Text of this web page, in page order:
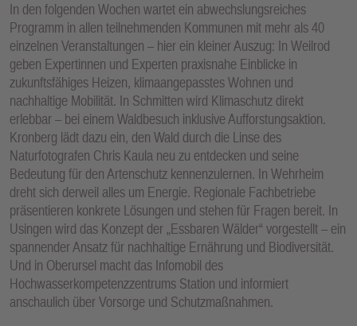
In den folgenden Wochen wartet ein abwechslungsreiches
Programm in allen teilnehmenden Kommunen mit mehr als 40
einzelnen Veranstaltungen – hier ein kleiner Auszug: In Weilrod
geben Expertinnen und Experten praxisnahe Einblicke in
zukunftsfähiges Heizen, klimaangepasstes Wohnen und
nachhaltige Mobilität. In Schmitten wird Klimaschutz direkt
erlebbar – bei einem Waldbesuch inklusive Aufforstungsaktion.
Kronberg lädt dazu ein, den Wald durch die Linse des
Naturfotografen Chris Kaula neu zu entdecken und seine
Bedeutung für den Artenschutz kennenzulernen. In Wehrheim
dreht sich derweil alles um Energie. Regionale Fachbetriebe
präsentieren konkrete Lösungen und stehen für Fragen bereit. In
Usingen wird das Konzept der „Essbaren Wälder“ vorgestellt – ein
spannender Ansatz für nachhaltige Ernährung und Biodiversität.
Und in Oberursel macht das Infomobil des
Hochwasserkompetenzzentrums Station und informiert
anschaulich über Vorsorge und Schutzmaßnahmen.